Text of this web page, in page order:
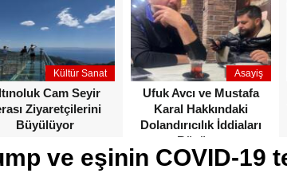
Kültür Sanat
Cam Seyir
Ziyaretçilerini
Büyülüyor
Asayiş
Ufuk Avcı ve Mustafa
Karal Hakkındaki
Dolandırıcılık İddiaları
Büyüyor
ve eşinin COVID-19